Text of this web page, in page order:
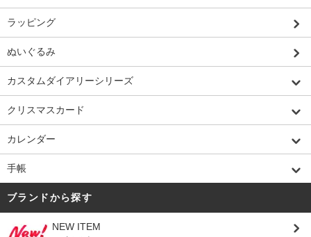
ラッピング
ぬいぐるみ
カスタムダイアリーシリーズ
クリスマスカード
カレンダー
手帳
ブランドから探す
NEW ITEM